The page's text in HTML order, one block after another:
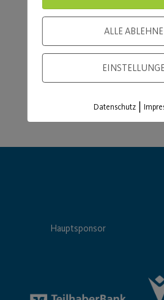
Load More
Hauptsponsor
ALLE
Datenschutz |